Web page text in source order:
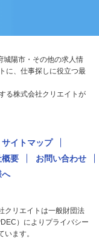
城陽市・その他の求人情
に、仕事探しに役立つ最
る株式会社クリエイトが
サイトマップ
概要
お問い合わせ
へ
クリエイトは一般財団法
）によりプライバシー
ます。